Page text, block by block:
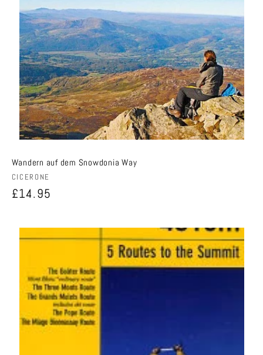
Wandern auf dem Snowdonia Way
Anbieter:
CICERONE
Normaler
£14.95